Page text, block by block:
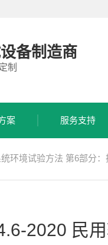
备制造商
制
案 服务支持
环境试验方法 第6部分
2020 民